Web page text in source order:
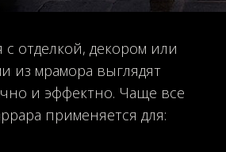
отделкой, декором или
из мрамора выглядят
и эффектно. Чаще все
применяется для: